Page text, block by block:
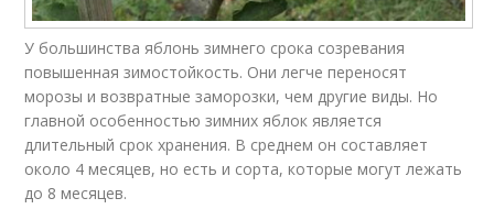
У большинства яблонь зимнего срока созревания
повышенная зимостойкость. Они легче переносят
морозы и возвратные заморозки, чем другие виды. Но
главной особенностью зимних яблок является
длительный срок хранения. В среднем он составляет
около 4 месяцев, но есть и сорта, которые могут лежать
до 8 месяцев.